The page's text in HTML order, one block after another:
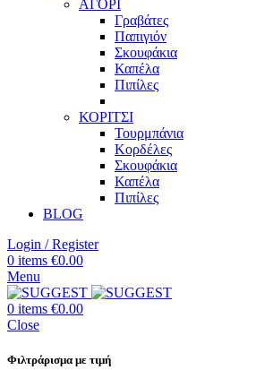
ΑΓΟΡΙ
Γραβάτες
Παπιγιόν
Σκουφάκια
Καπέλα
Πιπίλες
ΚΟΡΙΤΣΙ
Τουρμπάνια
Κορδέλες
Σκουφάκια
Καπέλα
Πιπίλες
BLOG
Login / Register
0 items €0.00
Menu
0 items €0.00
Close
Φιλτράρισμα με τιμή